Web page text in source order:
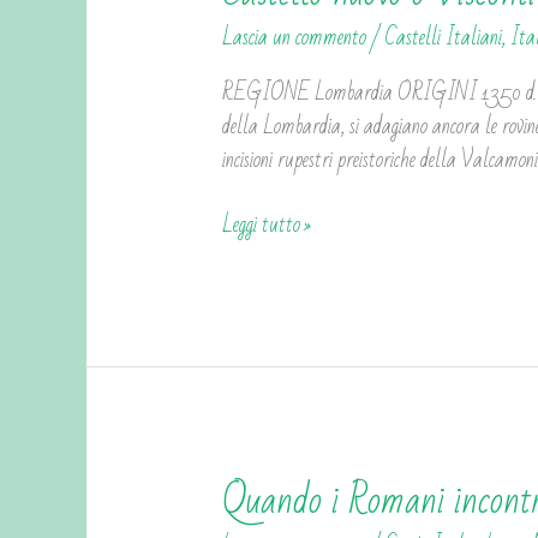
Lascia un commento/Castelli Italiani,
REGIONE Lombardia ORIGINI 1350
della Lombardia, si adagiano ancora le
incisioni rupestri preistoriche della
nuovo
o
Visconti-
Venosta
di
Leggi tutto »
Quando i Romani
Quando